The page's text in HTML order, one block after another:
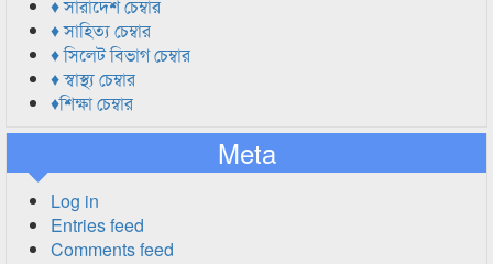
♦ সারাদেশ চেম্বার
♦ সাহিত্য চেম্বার
♦ সিলেট বিভাগ চেম্বার
♦ স্বাস্থ্য চেম্বার
♦শিক্ষা চেম্বার
Meta
Log in
Entries feed
Comments feed